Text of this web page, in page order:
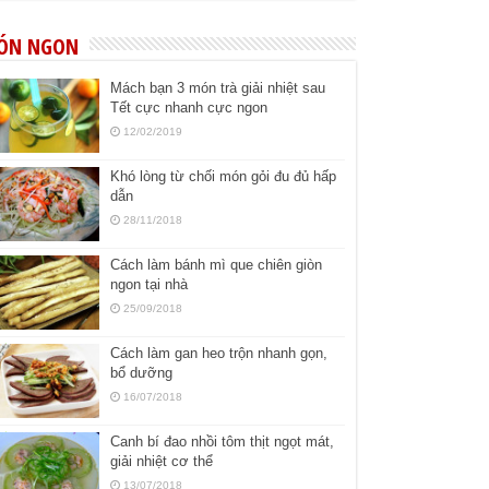
NGON
Mách bạn 3 món trà giải nhiệt sau
Tết cực nhanh cực ngon
12/02/2019
Khó lòng từ chối món gỏi đu đủ hấp
dẫn
28/11/2018
Cách làm bánh mì que chiên giòn
ngon tại nhà
25/09/2018
Cách làm gan heo trộn nhanh gọn,
bổ dưỡng
16/07/2018
Canh bí đao nhồi tôm thịt ngọt mát,
giải nhiệt cơ thể
13/07/2018